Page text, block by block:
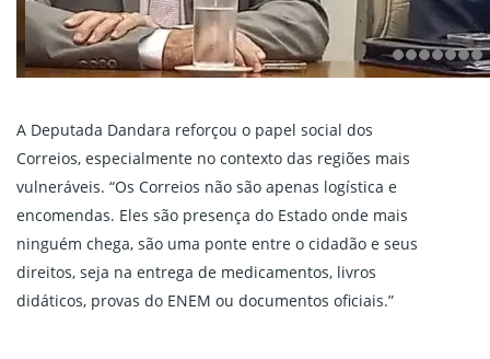
A Deputada Dandara reforçou o papel social dos
Correios, especialmente no contexto das regiões mais
vulneráveis. “Os Correios não são apenas logística e
encomendas. Eles são presença do Estado onde mais
ninguém chega, são uma ponte entre o cidadão e seus
direitos, seja na entrega de medicamentos, livros
didáticos, provas do ENEM ou documentos oficiais.”